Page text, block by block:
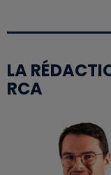
LA
RCA